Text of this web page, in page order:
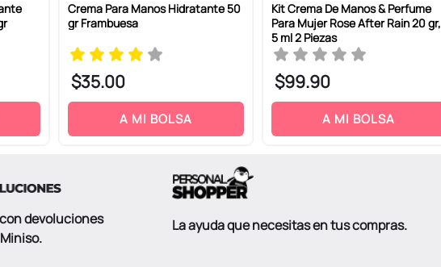
Crema Para Manos Hidratante 50
gr Frambuesa
$35.00
A MI BOLSA
Kit Crema De Manos & Perfume
Para Mujer Rose After Rain 20 gr,
5 ml 2 Piezas
$99.90
A MI BOLSA
devoluciones
La ayuda que necesitas en tus compras.